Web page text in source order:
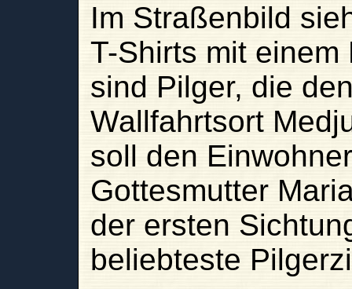
Im Straßenbild
T-Shirts mit
sind Pilger, die
Wallfahrtsort
soll den
Gottesmutter
der ersten
beliebteste